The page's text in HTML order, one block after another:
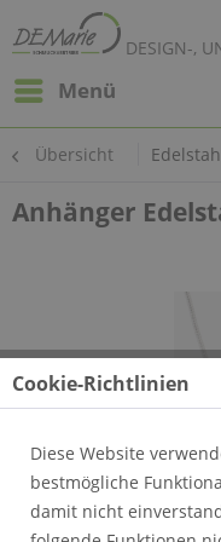
DESIGN-,
Menü
Übersicht
Anhänger
Cookie-Richtlinien
Diese Website
bestmögliche
damit nicht